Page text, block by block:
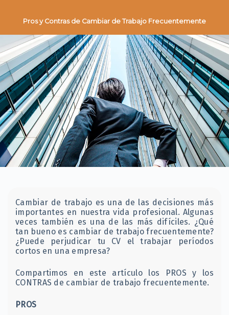
Pros y Contras de Cambiar de Trabajo Frecuentemente
Cambiar de trabajo es una de las decisiones más
importantes en nuestra vida profesional. Algunas
veces también es una de las más difíciles. ¿Qué
tan bueno es cambiar de trabajo frecuentemente?
¿Puede perjudicar tu CV el trabajar períodos
cortos en una empresa?
Compartimos en este artículo los PROS y los
CONTRAS de cambiar de trabajo frecuentemente.
PROS